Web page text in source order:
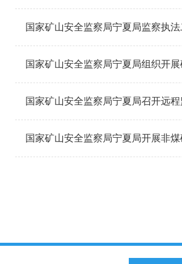
国家矿山安全监察局宁夏局监察执
国家矿山安全监察局宁夏局组织开
国家矿山安全监察局宁夏局召开远
国家矿山安全监察局宁夏局开展非